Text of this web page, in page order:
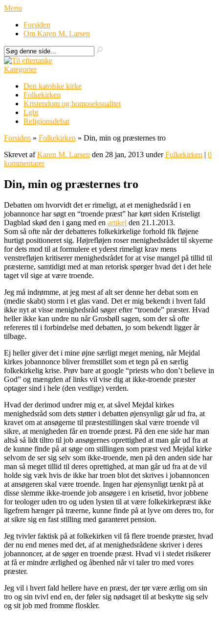
Menu
Forsiden
Om Karen M. Larsen
Kategorier
Den katolske kirke
Folkekirken
Kristendom og homoseksualitet
Lgbt
Religionsdebat
Forsiden » Folkekirken » Din, min og præsternes tro
Skrevet afKaren M. Larsen den 28 jan, 2013 underFolkekirken | 0
kommentarer
Din, min og præsternes tro
Debatten om hvorvidt det er rimeligt, at et menighedsråd i en
jobannonce har søgt en “troende præst” har kørt siden Kristeligt
Dagblad skød den i gang med en artikel den 21.1.2013.
Som så ofte når der debatteres folkekirkelige forhold fik fløjene
hurtigt positioneret sig. Højrefløjen roser menighedsrådet til skyerne
for dets mod til at formulere et yderst rimeligt krav mens
venstrefløjen kritiserer menighedsrådet for at vise mangel på tillid til
præsterne, samtidigt med at man retorisk spørger hvad det i det hele
taget vil sige at være troende.
Jeg må indrømme, at jeg mest af alt ser denne her debat som en
(medie skabt) storm i et glas vand. Det er mig bekendt i hvert fald
ikke nyt at visse menighedsråd søger efter “troende” præster. Hvad
heller ikke kan undre nu når Grosbøll sagen, som der så ofte
refereres til i forbindelse med debatten, jo som bekendt ligger år
tilbage.
Ej heller giver det i mine øjne særligt meget mening, når Mejdal
kirkes jobannonce bliver fremstillet som et tegn på en særlig
folkekirkelig krise. Prøv bare at google “priests who don’t believe in
God” og mængden af links vil vise dig at ikke-troende præster
optager sind i hele (den vestlige) verden.
Hvad der derimod undrer mig er, at såvel Mejdal kirkes
menighedsråd som dets støtter i debatten øjensynligt går ud fra, at
kravet om at ansøgerne til præstestillingen skal være troende vil
sikre, at menigheden får en troende præst. På den ene side har man
altså så lidt tiltro til job ansøgernes oprettighed at man går ud fra at
de kunne finde på at søge om stillingen som præst ved Mejdal kirke
selvom de ser sig selv som ikke-troende, men på den anden side har
man så meget tillid til deres oprettighed, at man går ud fra at de vil
holde sig væk hvis de ikke har troen blot det skrives i jobannoncen
at ansøgeren skal være troende. Ingen har øjensynligt tænkt på at
disse slemme ikke-troende job ansøgere i en krisetid, hvor jobbene
for teologer uden tro og uden lysten til at være folkekirkepræst ikke
ligefrem hænger på træerne, kunne finde på at lyve om deres tro, for
at sikre sig en fast stilling med garanteret pension.
Jeg tvivler faktisk på at folkekirken vil få flere troende præster, hvad
der nu end menes med det, af at menighedsrådene skriver i deres
jobannoncer, at de søger en troende præst. Hvad vi i stedet risikerer
at få er mindre ærlighed og åbenhed når vi taler tro med vores
præster.
Jeg vil i hvert fald hellere have en præst, der tør være ærlig om sin
tro og sin tvivl end en, der føler sig nødsaget til at beskytte sig selv
og sit job med fromme floskler.